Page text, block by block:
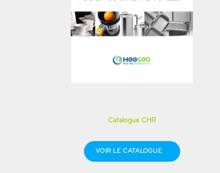
Catalogue CHR
VOIR LE CATALOGUE